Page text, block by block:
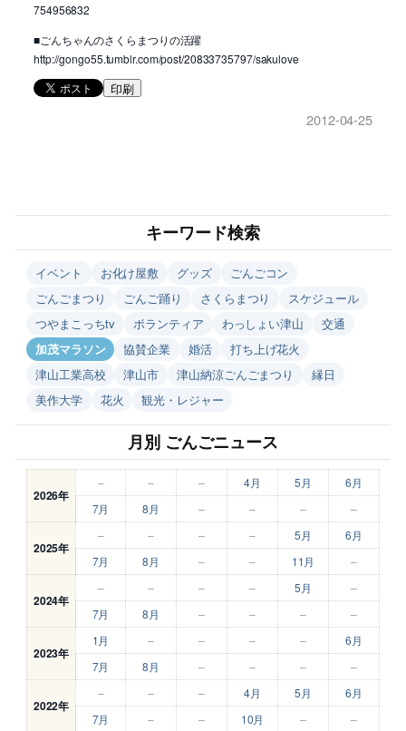
754956832
■ごんちゃんのさくらまつりの活躍
http://gongo55.tumblr.com/post/20833735797/sakulove
印刷
2012-04-25
キーワード検索
イベント お化け屋敷 グッズ
ごんごコン
ごんごまつり
ごんご踊り さくらまつり
スケジュール
つやまこっちtv
ボランティア わっしょい津山
交通
加茂マラソン
協賛企業 婚活
打ち上げ花火
津山工業高校
津山市 津山納涼ごんごまつり
縁日
美作大学
花火 観光・レジャー
月別 ごんごニュース
2026年
– – – 4月 5月
6月
7月
8月 – – – –
2025年
– – – – 5月
6月
7月
8月 – – 11月 –
2024年
– – – – 5月
–
7月
8月 – – – –
2023年
1月 – – – –
6月
7月
8月 – – – –
2022年
– – – 4月 5月
6月
7月
– – 10月 – –